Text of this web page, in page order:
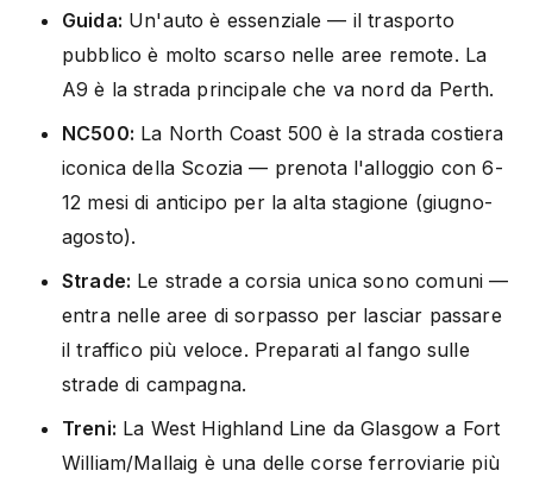
Guida: Un'auto è essenziale — il trasporto
pubblico è molto scarso nelle aree remote. La
A9 è la strada principale che va nord da Perth.
NC500: La North Coast 500 è la strada costiera
iconica della Scozia — prenota l'alloggio con 6-
12 mesi di anticipo per la alta stagione (giugno-
agosto).
Strade: Le strade a corsia unica sono comuni —
entra nelle aree di sorpasso per lasciar passare
il traffico più veloce. Preparati al fango sulle
strade di campagna.
Treni: La West Highland Line da Glasgow a Fort
William/Mallaig è una delle corse ferroviarie più